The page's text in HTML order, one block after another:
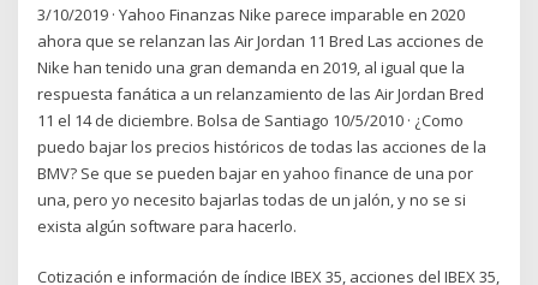
3/10/2019 · Yahoo Finanzas Nike parece imparable en 2020
ahora que se relanzan las Air Jordan 11 Bred Las acciones de
Nike han tenido una gran demanda en 2019, al igual que la
respuesta fanática a un relanzamiento de las Air Jordan Bred
11 el 14 de diciembre. Bolsa de Santiago 10/5/2010 · ¿Como
puedo bajar los precios históricos de todas las acciones de la
BMV? Se que se pueden bajar en yahoo finance de una por
una, pero yo necesito bajarlas todas de un jalón, y no se si
exista algún software para hacerlo.
Cotización e información de índice IBEX 35, acciones del IBEX 35,